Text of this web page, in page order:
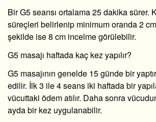
Bir G5 seansı ortalama 25 dakika sürer.
süreçleri belirlenip minimum oranda 2
şekilde ise 8 cm incelme görülebilir.
G5 masajı haftada kaç kez yapılır?
G5 masajının genelde 15 günde bir
edilir. İlk 3 ile 4 seans iki haftada bir
vücuttaki ödem atılır. Daha sonra
ayda bir kez uygulanabilir.